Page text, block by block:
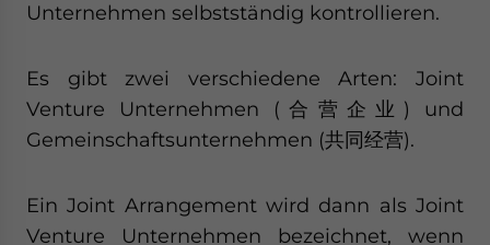
Unternehmen selbstständig kontrollieren.
Es gibt zwei verschiedene Arten: Joint
Venture Unternehmen ( 合 营企 业) und
Gemeinschaftsunternehmen (共同经营).
Ein Joint Arrangement wird dann als Joint
Venture Unternehmen bezeichnet, wenn